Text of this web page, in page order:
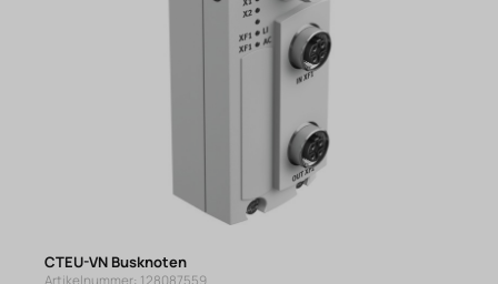
CTEU-VN Busknoten